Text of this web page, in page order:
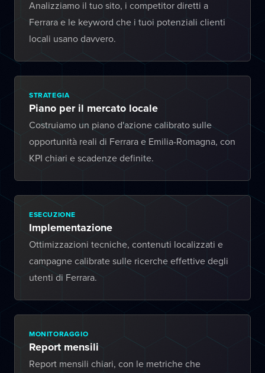
Analizziamo il tuo sito, i competitor diretti a
Ferrara e le keyword che i tuoi potenziali clienti
locali usano davvero.
STRATEGIA
Piano per il mercato locale
Costruiamo un piano d'azione calibrato sulle
opportunità reali di Ferrara e Emilia-Romagna, con
KPI chiari e scadenze definite.
ESECUZIONE
Implementazione
Ottimizzazioni tecniche, contenuti localizzati e
campagne calibrate sulle ricerche effettive degli
utenti di Ferrara.
MONITORAGGIO
Report mensili
Report mensili chiari, con le metriche che